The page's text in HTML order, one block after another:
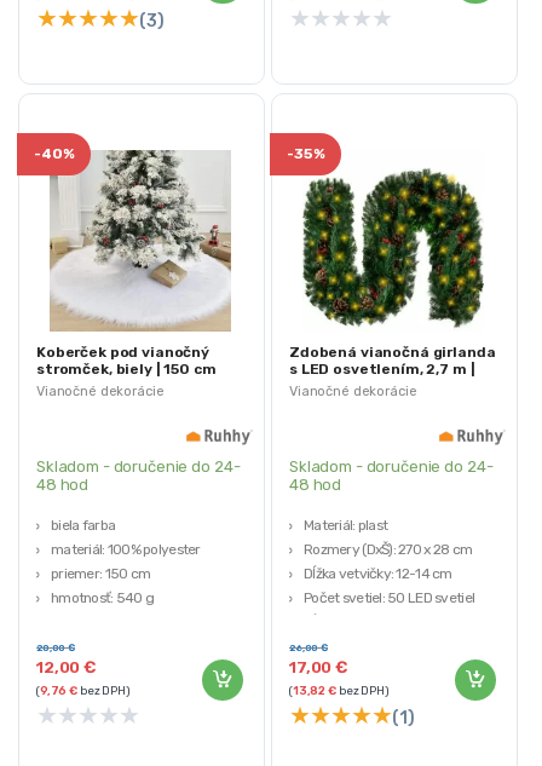
★★★★★(3) ★★★★★
Vianočné dekorácie
-40%
Koberček pod vianočný
stromček, biely | 150 cm
Skladom - doručenie do 24-
48 hod
biela farba
materiál: 100% polyester
priemer: 150 cm
hmotnosť: 540 g
12,00€
20,00€
(9,76€ bez DPH)
★★★★★
Vianočné dekorácie
-35%
Zdobená vianočná girlanda
s LED osvetlením, 2,7 m |
Ruhhy
Skladom - doručenie do 24-
48 hod
Materiál: plast
Rozmery (DxŠ): 270 x 28 cm
Dĺžka vetvičky: 12-14 cm
Počet svetiel: 50 LED svetiel
17,00€
26,00€
(13,82€bez DPH)
★★★★★(1)